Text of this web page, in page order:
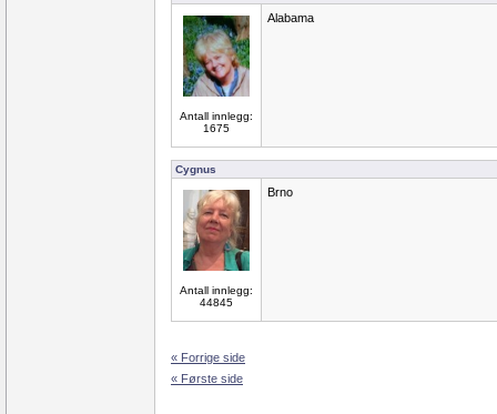
Antall innlegg:
1675
Alabama
Cygnus
Antall innlegg:
44845
Brno
« Forrige side
« Første side